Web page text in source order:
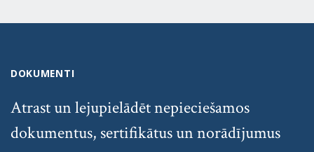
DOKUMENTI
Atrast un lejupielādēt nepieciešamos
dokumentus, sertifikātus un norādījumus